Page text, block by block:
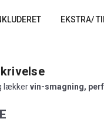
EKSTRA/
lækkervin-smagning,